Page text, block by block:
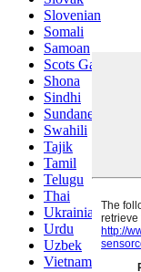
Slovenian
Somali
Samoan
Scots Gaelic
Shona
Sindhi
Sundanese
Swahili
Tajik
Tamil
Telugu
Thai
Ukrainian
Urdu
Uzbek
Vietnamese